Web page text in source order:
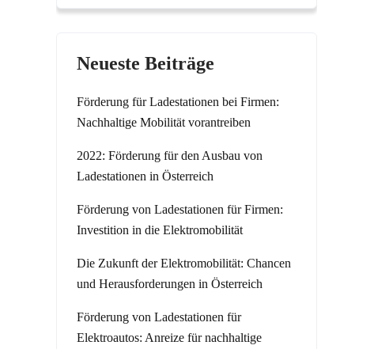
Neueste Beiträge
Förderung für Ladestationen bei Firmen:
Nachhaltige Mobilität vorantreiben
2022: Förderung für den Ausbau von
Ladestationen in Österreich
Förderung von Ladestationen für Firmen:
Investition in die Elektromobilität
Die Zukunft der Elektromobilität: Chancen
und Herausforderungen in Österreich
Förderung von Ladestationen für
Elektroautos: Anreize für nachhaltige